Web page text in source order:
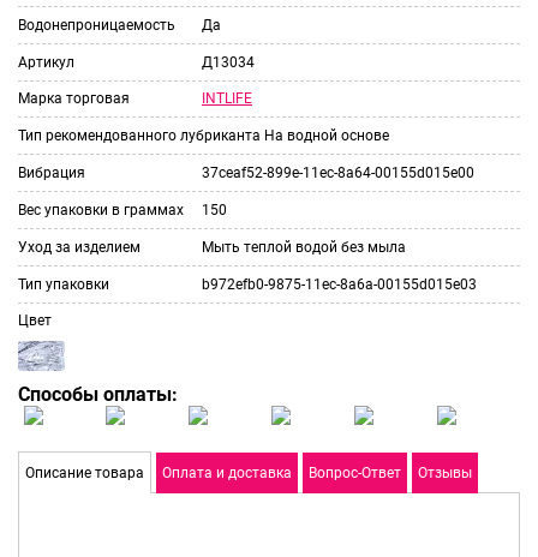
Водонепроницаемость Да
Артикул Д13034
Марка торговая INTLIFE
Тип рекомендованного лубриканта На водной основе
Вибрация 37ceaf52-899e-11ec-8a64-00155d015e00
Вес упаковки в граммах 150
Уход за изделием Мыть теплой водой без мыла
Тип упаковки b972efb0-9875-11ec-8a6a-00155d015e03
Цвет
Способы оплаты:
Описание товара Оплата и доставка Вопрос-Ответ Отзывы